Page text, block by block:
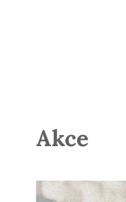
Akce